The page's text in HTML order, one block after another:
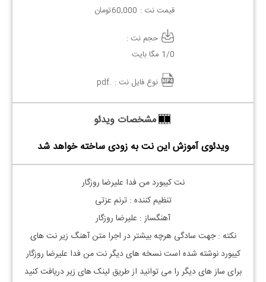
قیمت نت : 60,000تومان
حجم نت :
1/0 مگا بایت
نوع فایل نت : .pdf
مشخصات ویدئو
ویدئوی آموزش این نت به زودی ساخته خواهد شد
نت کیبورد من فدا علیرضا روزگار
تنظیم کننده : ترنم عزتی
آهنگساز : علیرضا روزگار
نکته : جهت سادگی هرچه بیشتر در اجرا متن آهنگ زیر نت های
کیبورد نوشته شده است نسخه های دیگر نت من فدا علیرضا روزگار
برای ساز های دیگر را می توانید از طریق لینک های زیر دریافت کنید